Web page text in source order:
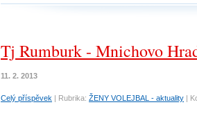
Tj Rumburk - Mnichovo
11. 2. 2013
Celý příspěvek | Rubrika: ŽENY VOLEJBAL - aktuality |